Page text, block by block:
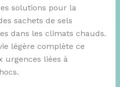
solutions pour la
sachets de sels
dans les climats chauds.
légère complète ce
urgences liées à